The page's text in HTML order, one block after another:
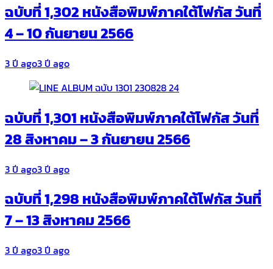
ฉบับที่ 1,302 หนังสือพิมพ์ภาคใต้โฟกัส วันที่
4 – 10 กันยายน 2566
3 ปี ago3 ปี ago
ฉบับที่ 1,301 หนังสือพิมพ์ภาคใต้โฟกัส วันที่
28 สิงหาคม – 3 กันยายน 2566
3 ปี ago3 ปี ago
ฉบับที่ 1,298 หนังสือพิมพ์ภาคใต้โฟกัส วันที่
7 – 13 สิงหาคม 2566
3 ปี ago3 ปี ago